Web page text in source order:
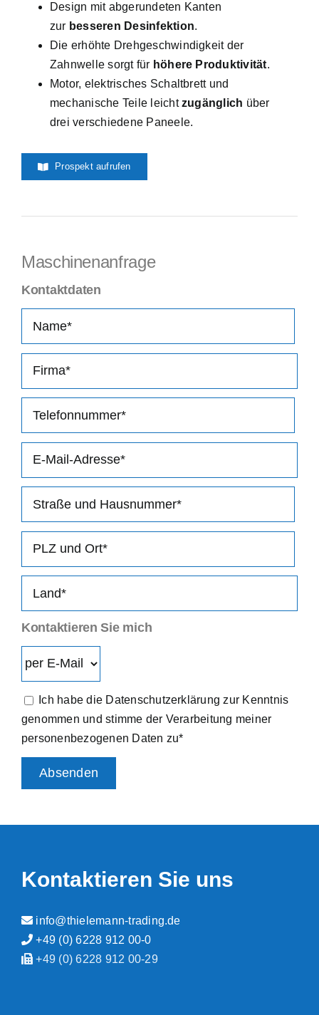
Design mit abgerundeten Kanten
zur besseren Desinfektion.
Die erhöhte Drehgeschwindigkeit der
Zahnwelle sorgt für höhere Produktivität.
Motor, elektrisches Schaltbrett und
mechanische Teile leichtzugänglich über
drei verschiedene Paneele.
Prospekt aufrufen
Maschinenanfrage
Kontaktdaten
Kontaktieren Sie mich
Ich habe die Datenschutzerklärung zur Kenntnis
genommen und stimme der Verarbeitung meiner
personenbezogenen Daten zu*
Kontaktieren Sie uns
info@thielemann-trading.de
+49 (0) 6228 912 00-0
+49 (0) 6228 912 00-29